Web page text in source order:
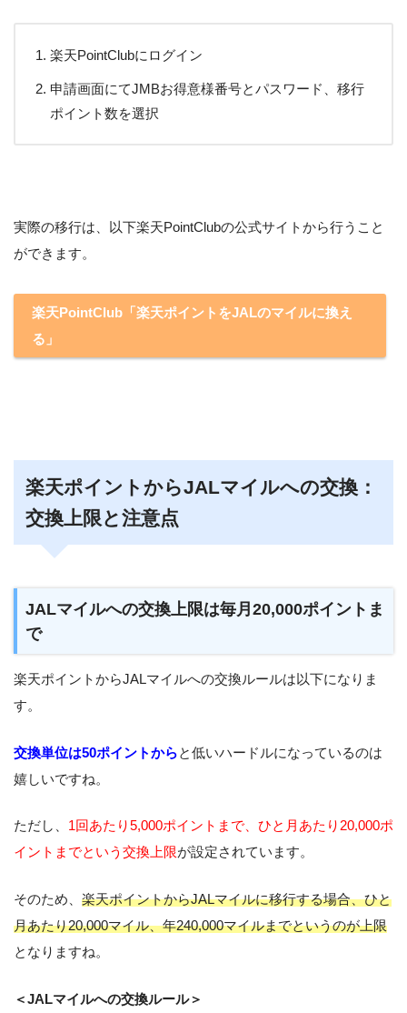
楽天PointClubにログイン
申請画面にてJMBお得意様番号とパスワード、移行
ポイント数を選択
実際の移行は、以下楽天PointClubの公式サイトから行うこと
ができます。
楽天PointClub「楽天ポイントをJALのマイルに換え
る」
楽天ポイントからJALマイルへの交換：
交換上限と注意点
JALマイルへの交換上限は毎月20,000ポイントま
で
楽天ポイントからJALマイルへの交換ルールは以下になりま
す。
交換単位は50ポイントからと低いハードルになっているのは
嬉しいですね。
ただし、 1回あたり5,000ポイントまで、ひと月あたり20,000ポ
イントまでという交換上限が設定されています。
そのため、 楽天ポイントからJALマイルに移行する場合、ひと
月あたり20,000マイル、年240,000マイルまでというのが上限
となりますね。
＜JALマイルへの交換ルール＞